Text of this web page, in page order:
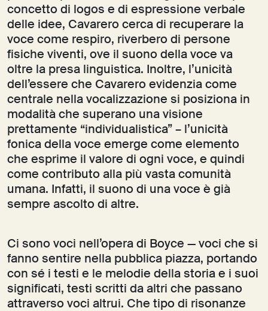
concetto di logos e di espressione verbale
delle idee, Cavarero cerca di recuperare la
voce come respiro, riverbero di persone
fisiche viventi, ove il suono della voce va
oltre la presa linguistica. Inoltre, l’unicità
dell’essere che Cavarero evidenzia come
centrale nella vocalizzazione si posiziona in
modalità che superano una visione
prettamente “individualistica” – l’unicità
fonica della voce emerge come elemento
che esprime il valore di ogni voce, e quindi
come contributo alla più vasta comunità
umana. Infatti, il suono di una voce è già
sempre ascolto di altre.
Ci sono voci nell’opera di Boyce — voci che si
fanno sentire nella pubblica piazza, portando
con sé i testi e le melodie della storia e i suoi
significati, testi scritti da altri che passano
attraverso voci altrui. Che tipo di risonanze